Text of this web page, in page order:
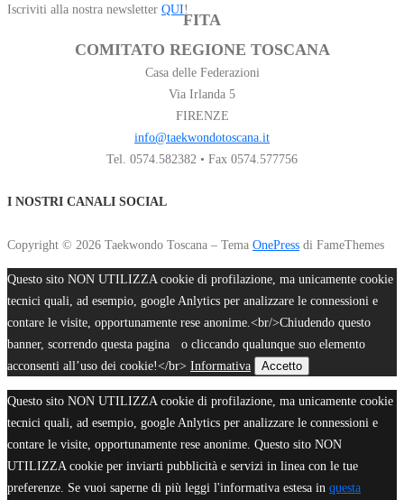
Iscriviti alla nostra newsletter QUI!
FITA
COMITATO REGIONE TOSCANA
Casa delle Federazioni
Via Irlanda 5
FIRENZE
info@taekwondotoscana.it
Tel. 0574.582382 • Fax 0574.577756
I NOSTRI CANALI SOCIAL
Copyright © 2026 Taekwondo Toscana – Tema OnePress di FameThemes
Questo sito NON UTILIZZA cookie di profilazione, ma unicamente cookie
tecnici quali, ad esempio, google Anlytics per analizzare le connessioni e
contare le visite, opportunamente rese anonime.<br/>Chiudendo questo
banner, scorrendo questa pagina o cliccando qualunque suo elemento
acconsenti all’uso dei cookie!</br> Informativa Accetto
Questo sito NON UTILIZZA cookie di profilazione, ma unicamente cookie
tecnici quali, ad esempio, google Anlytics per analizzare le connessioni e
contare le visite, opportunamente rese anonime. Questo sito NON
UTILIZZA cookie per inviarti pubblicità e servizi in linea con le tue
preferenze. Se vuoi saperne di più leggi l'informativa estesa in questa